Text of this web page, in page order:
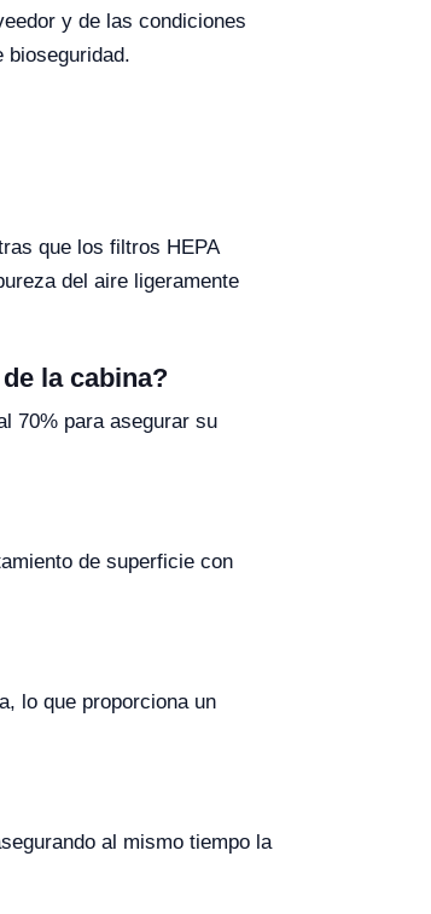
y de las condiciones
bioseguridad.
que los filtros HEPA
del aire ligeramente
la cabina?
70% para asegurar su
de superficie con
lo que proporciona un
al mismo tiempo la